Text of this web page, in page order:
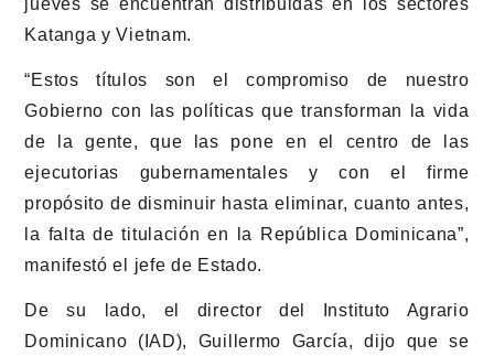
jueves se encuentran distribuidas en los sectores
Katanga y Vietnam.
“Estos títulos son el compromiso de nuestro
Gobierno con las políticas que transforman la vida
de la gente, que las pone en el centro de las
ejecutorias gubernamentales y con el firme
propósito de disminuir hasta eliminar, cuanto antes,
la falta de titulación en la República Dominicana”,
manifestó el jefe de Estado.
De su lado, el director del Instituto Agrario
Dominicano (IAD), Guillermo García, dijo que se